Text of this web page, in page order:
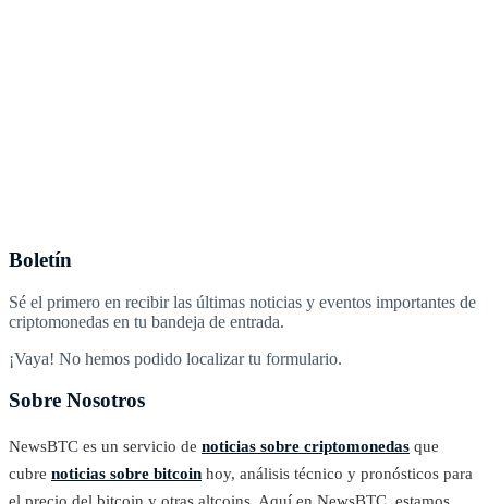
Boletín
Sé el primero en recibir las últimas noticias y eventos importantes de
criptomonedas en tu bandeja de entrada.
¡Vaya! No hemos podido localizar tu formulario.
Sobre Nosotros
NewsBTC es un servicio de noticias sobre criptomonedas que
cubre noticias sobre bitcoin hoy, análisis técnico y pronósticos para